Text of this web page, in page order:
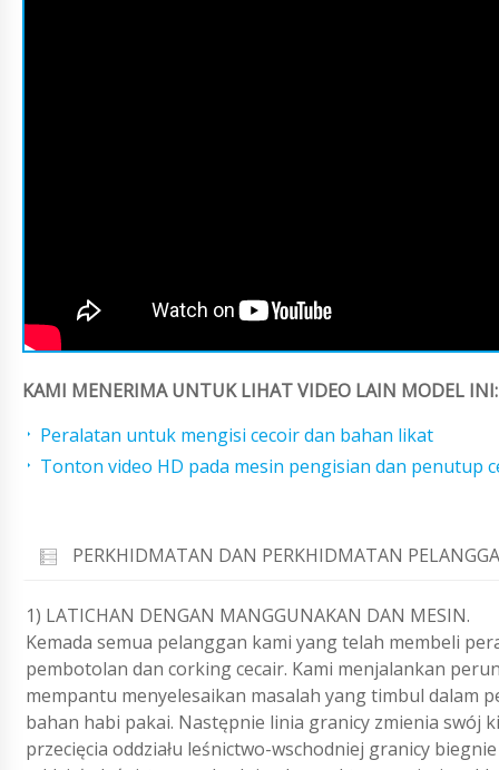
KAMI MENERIMA UNTUK LIHAT VIDEO LAIN MODEL INI:
Peralatan untuk mengisi cecoir dan bahan likat
Tonton video HD pada mesin pengisian dan penutup
PERKHIDMATAN DAN PERKHIDMATAN
1) LATICHAN DENGAN MANGGUNAKAN DAN MESIN.
Kemada semua pelanggan kami yang telah membeli
pembotolan dan corking cecair. Kami menjalankan
mempantu menyelesaikan masalah yang timbul dalam
bahan habi pakai. Następnie linia granicy zmienia
przecięcia oddziału leśnictwo-wschodniej granicy